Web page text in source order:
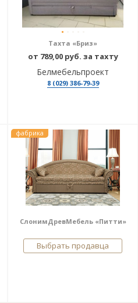
Тахта «Бриз»
от 789,00 руб. за тахту
Белмебельпроект
8 (029) 386-79-39
фабрика
СлонимДревМебель «Питти»
Выбрать продавца